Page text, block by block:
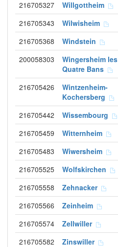
216705327 Willgottheim
216705343 Wilwisheim
216705368 Windstein
200058303
Wingersheim les
Quatre Bans
216705426
Wintzenheim-
Kochersberg
216705442 Wissembourg
216705459 Witternheim
216705483 Wiwersheim
216705525 Wolfskirchen
216705558 Zehnacker
216705566 Zeinheim
216705574 Zellwiller
216705582 Zinswiller